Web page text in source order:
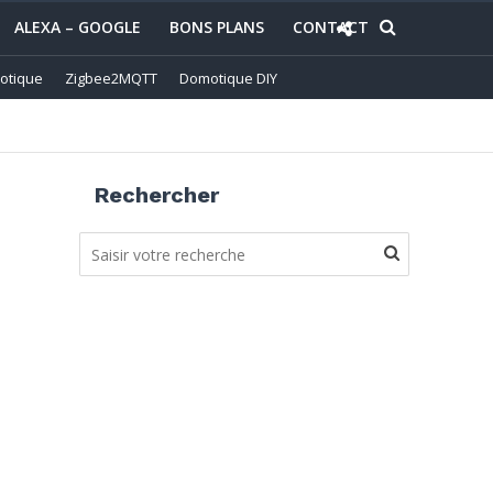
ALEXA – GOOGLE BONS PLANS CONTACT
Zigbee2MQTT Domotique DIY
Rechercher